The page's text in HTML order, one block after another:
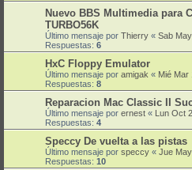
Nuevo BBS Multimedia para
TURBO56K
Último mensaje por Thierry « Sab
Respuestas: 6
HxC Floppy Emulator
Último mensaje por amigak « Mié Mar
Respuestas: 8
Reparacion Mac Classic II
Último mensaje por ernest « Lun Oct
Respuestas: 4
Speccy De vuelta a las pistas
Último mensaje por speccy « Jue
Respuestas: 10